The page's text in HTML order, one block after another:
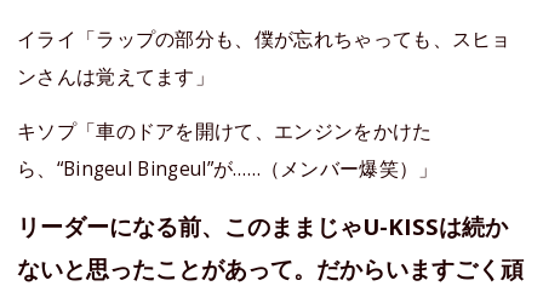
イライ「ラップの部分も、僕が忘れちゃっても、スヒョ
ンさんは覚えてます」
キソプ「車のドアを開けて、エンジンをかけた
ら、“Bingeul Bingeul”が……（メンバー爆笑）」
リーダーになる前、このままじゃU-KISSは続か
ないと思ったことがあって。だからいますごく頑